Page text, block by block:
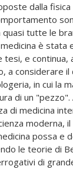
dalla fisica
quasi tutte le
è stata
e continua,
a considerare il
in cui la
di un
di medicina
moderna,
possa e
le teorie di
di